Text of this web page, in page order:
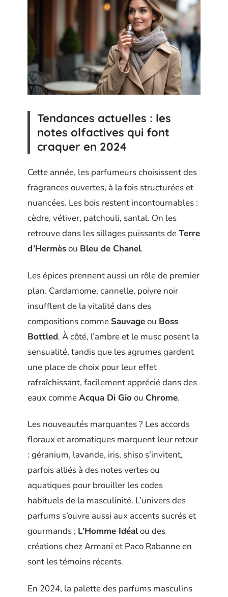
Tendances actuelles : les
notes olfactives qui font
craquer en 2024
Cette année, les parfumeurs choisissent des
fragrances ouvertes, à la fois structurées et
nuancées. Les bois restent incontournables :
cèdre, vétiver, patchouli, santal. On les
retrouve dans les sillages puissants deTerre
d’Hermèsou Bleu de Chanel.
Les épices prennent aussi un rôle de premier
plan. Cardamome, cannelle, poivre noir
insufflent de la vitalité dans des
compositions comme Sauvageou Boss
Bottled. À côté, l’ambre et le musc posent la
sensualité, tandis que les agrumes gardent
une place de choix pour leur effet
rafraîchissant, facilement apprécié dans des
eaux commeAcqua Di Gio ou Chrome.
Les nouveautés marquantes ? Les accords
floraux et aromatiques marquent leur retour
: géranium, lavande, iris, shiso s’invitent,
parfois alliés à des notes vertes ou
aquatiques pour brouiller les codes
habituels de la masculinité. L’univers des
parfums s’ouvre aussi aux accents sucrés et
gourmands ; L’Homme Idéalou des
créations chez Armani et Paco Rabanne en
sont les témoins récents.
En 2024, la palette des parfums masculins